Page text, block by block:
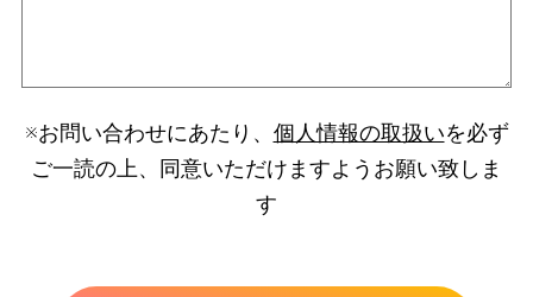
※お問い合わせにあたり、 個人情報の取扱いを必ず
ご一読の上、同意いただけますようお願い致しま
す